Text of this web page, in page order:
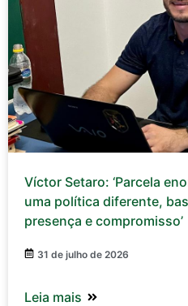
Víctor Setaro: ‘Parcela
uma política diferente,
presença e compromisso’
31 de julho de 2026
Leia mais